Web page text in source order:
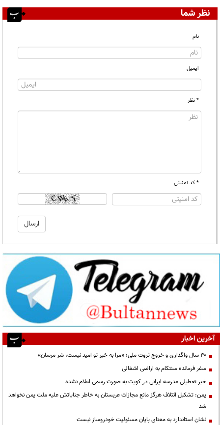
نظر شما
نام
ایمیل
* نظر
* کد امنیتی
آخرین اخبار
۳۰ سال واگذاری و خروج ثروت ملی؛ «مرا به خیر تو امید نیست، شر مرسان»
سفر فرمانده سنتکام به اراضی اشغالی
خبر تعطیلی مدرسه ایرانی در کویت به صورت رسمی اعلام نشده
یمن: تشکیل ائتلاف هرگز مانع مجازات عربستان به خاطر جنایاتش علیه ملت یمن نخواهد
شد
نشان استاندارد به معنای پایان مسئولیت خودروساز نیست